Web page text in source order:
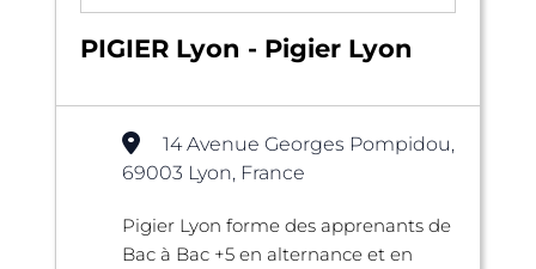
PIGIER Lyon - Pigier Lyon
14 Avenue Georges Pompidou,
69003 Lyon, France
Pigier Lyon forme des apprenants de
Bac à Bac +5 en alternance et en